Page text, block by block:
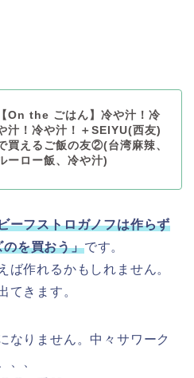
【On the ごはん】冷や汁！冷
汁！冷や汁！＋SEIYU(西友)
買えるご飯の友②(台湾麻辣、
ーロー飯、冷や汁)
ーフストロガノフは作らず
を買おう」です。
ば作れるかもしれません。
てきます。
なりません。中々サワーク
、、